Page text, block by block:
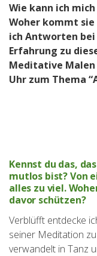
Wie kann ich
Woher kommt
ich Antworten
Erfahrung zu
Meditative Malen
Uhr zum Thema
Kennst du das,
mutlos bist? Von
alles zu viel.
davor schützen?
Verblüfft entdecke
seiner Meditation
verwandelt in Tanz